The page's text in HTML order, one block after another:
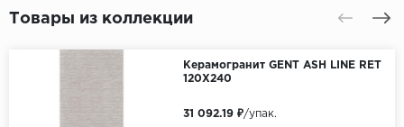
Товары из коллекции
Керамогранит GENT ASH LINE RET
120X240
31 092.19 ₽/упак.